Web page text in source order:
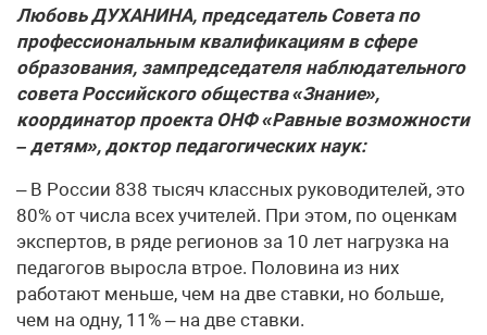
Любовь ДУХАНИНА, председатель Совета по
профессиональным квалификациям в сфере
образования, зампредседателя наблюдательного
совета Российского общества «Знание»,
координатор проекта ОНФ «Равные возможности
– детям», доктор педагогических наук:
– В России 838 тысяч классных руководителей, это
80% от числа всех учителей. При этом, по оценкам
экспертов, в ряде регионов за 10 лет нагрузка на
педагогов выросла втрое. Половина из них
работают меньше, чем на две ставки, но больше,
чем на одну, 11% – на две ставки.